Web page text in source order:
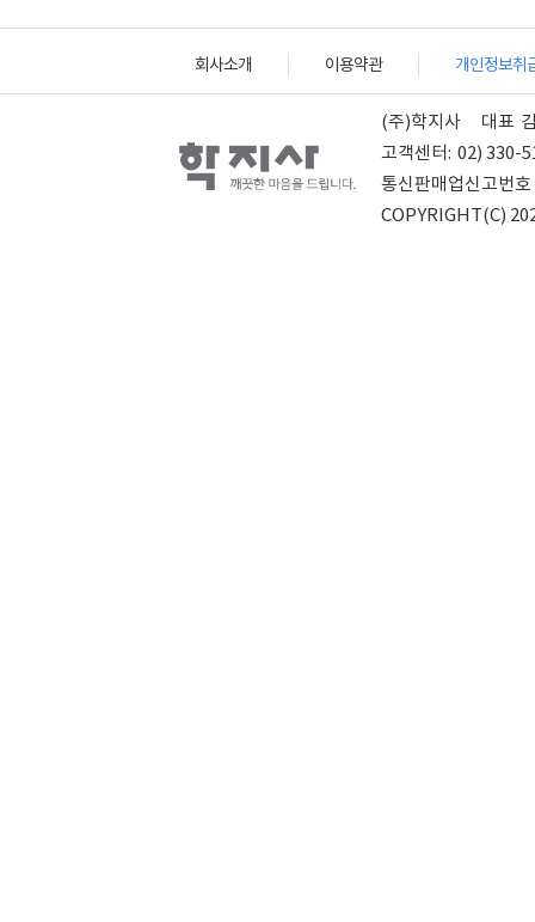
회사소개 이용약관 개인정보취
(주)학지사 대표
고객센터: 02) 330-
통신판매업신고번호
COPYRIGHT(C)